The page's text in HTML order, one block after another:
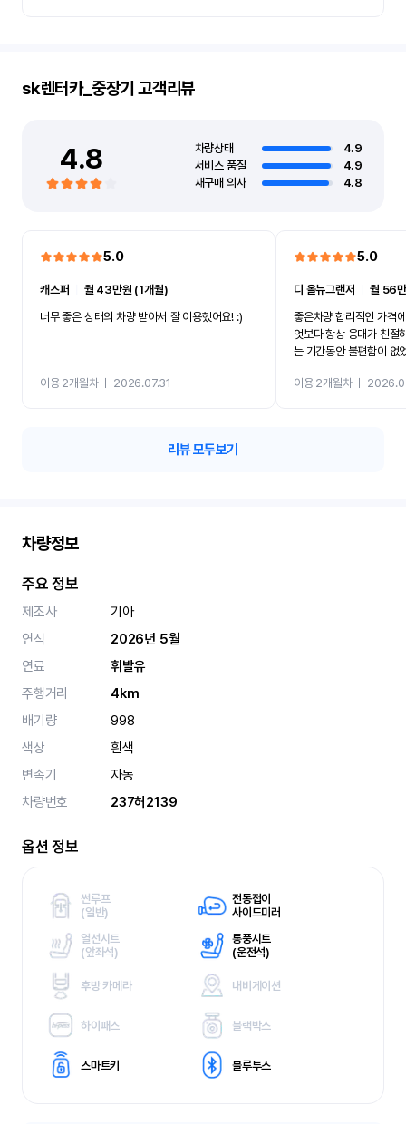
sk렌터카_중장기 고객리뷰
4.8 차량상태
4.9
서비스 품질
4.9
재구매 의사
4.8
5.0
캐스퍼
월 43만원 (1개월)
너무 좋은 상태의 차량 받아서 잘 이용했어요! :)
이용 2개월차ㅣ 2026.07.31
5.0
디 올뉴그랜저 ㅣ월 56
좋은차량 합리적인 가격
엇보다 항상 응대가 친절
는 기간동안 불편함이 없
카 렌트 고민없이 강추합
이용 2개월차ㅣ
리뷰 모두보기
차량정보
주요 정보
제조사
기아
연식
2026년 5월
연료
휘발유
주행거리
4km
배기량
998
색상
흰색
변속기
자동
차량번호
237허2139
옵션 정보
썬루프
(일반)
전동접이
사이드미러
열선시트
(앞좌석)
통풍시트
(운전석)
후방 카메라 내비게이션
하이패스 블랙박스
스마트키 블루투스